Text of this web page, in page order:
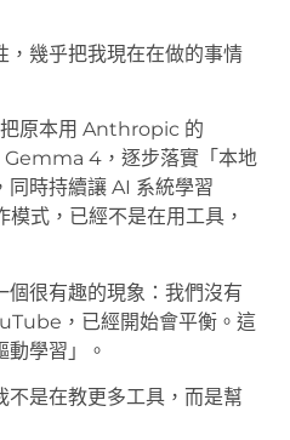
，幾乎把我現在在做的事情
原本用 Anthropic 的
4，逐步落實「本地
同時持續讓 AI 系統學習
式，已經不是在用工具，
個很有趣的現象：我們沒有
，已經開始會平衡。這
學習」。
不是在教更多工具，而是幫